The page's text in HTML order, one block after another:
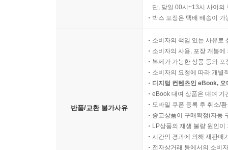
단, 당일 00시~13시 사이의
박스 포장은 택배 배송이
반품/교환 불가사유
소비자의 책임 있는 사유로
소비자의 사용, 포장 개봉
복제가 가능한 상품 등의
소비자의 요청에 따라 개별
디지털 컨텐츠인 eBook,
eBook 대여 상품은 대여 기
모바일 쿠폰 등록 후 취소/
중고상품이 구매확정(자동
LP상품의 재생 불량 원인
시간의 경과에 의해 재판매
전자상거래 등에서의 소비